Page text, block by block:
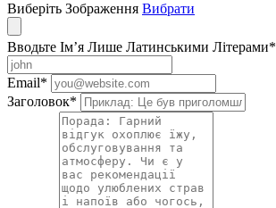
Виберіть Зображення Вибрати
Вводьте Ім’я Лише Латинськими Літерами*
Email*
Заголовок*